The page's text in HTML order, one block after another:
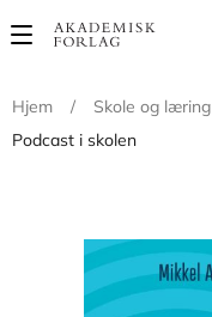
Main
Hjem
/ Skole og læring
Podcast i skolen